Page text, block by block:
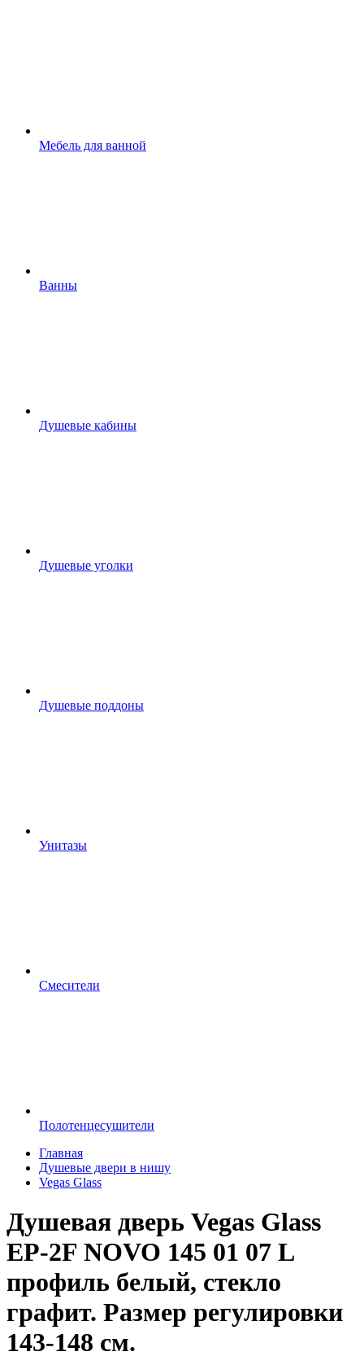
Мебель для ванной
Ванны
Душевые кабины
Душевые уголки
Душевые поддоны
Унитазы
Смесители
Полотенцесушители
Главная
Душевые двери в нишу
Vegas Glass
Душевая дверь Vegas Glass
EP-2F NOVO 145 01 07 L
профиль белый, стекло
графит. Размер регулировки
143-148 см.